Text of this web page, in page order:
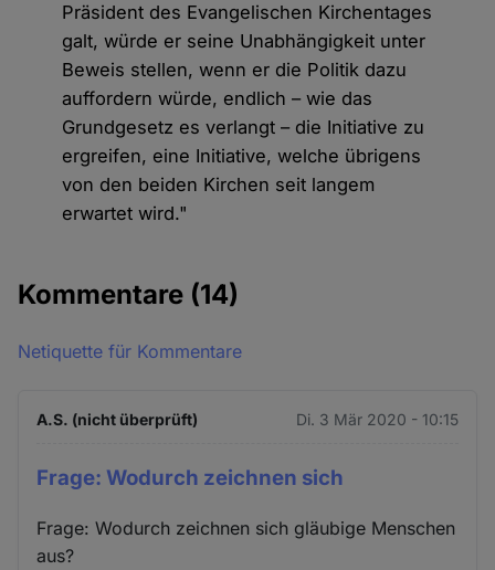
Präsident des Evangelischen Kirchentages
galt, würde er seine Unabhängigkeit unter
Beweis stellen, wenn er die Politik dazu
auffordern würde, endlich – wie das
Grundgesetz es verlangt – die Initiative zu
ergreifen, eine Initiative, welche übrigens
von den beiden Kirchen seit langem
erwartet wird."
Kommentare (14)
Netiquette für Kommentare
A.S. (nicht überprüft) Di. 3 Mär 2020 - 10:15
Frage: Wodurch zeichnen sich
Frage: Wodurch zeichnen sich gläubige Menschen
aus?